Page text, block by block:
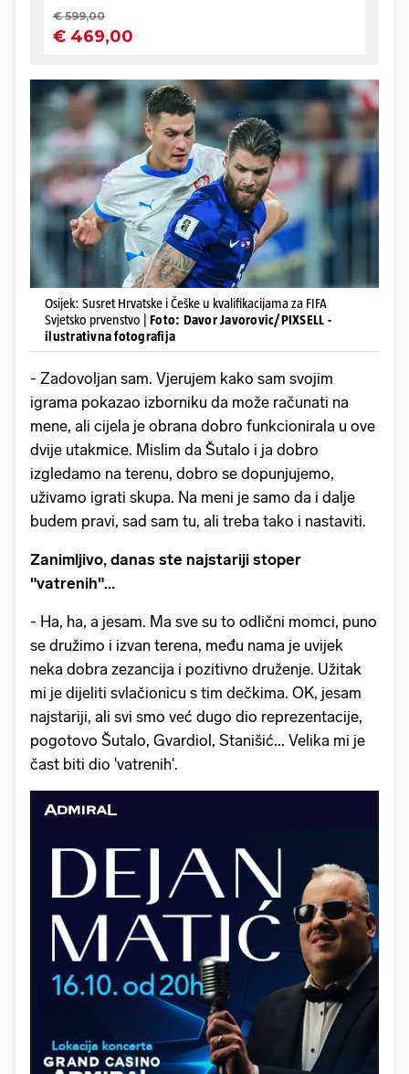
Osijek: Susret Hrvatske i Češke u kvalifikacijama za FIFA
Svjetsko prvenstvo | Foto: Davor Javorovic/PIXSELL -
ilustrativna fotografija
- Zadovoljan sam. Vjerujem kako sam svojim
igrama pokazao izborniku da može računati na
mene, ali cijela je obrana dobro funkcionirala u ove
dvije utakmice. Mislim da Šutalo i ja dobro
izgledamo na terenu, dobro se dopunjujemo,
uživamo igrati skupa. Na meni je samo da i dalje
budem pravi, sad sam tu, ali treba tako i nastaviti.
Zanimljivo, danas ste najstariji stoper
"vatrenih"...
- Ha, ha, a jesam. Ma sve su to odlični momci, puno
se družimo i izvan terena, među nama je uvijek
neka dobra zezancija i pozitivno druženje. Užitak
mi je dijeliti svlačionicu s tim dečkima. OK, jesam
najstariji, ali svi smo već dugo dio reprezentacije,
pogotovo Šutalo, Gvardiol, Stanišić... Velika mi je
čast biti dio 'vatrenih'.